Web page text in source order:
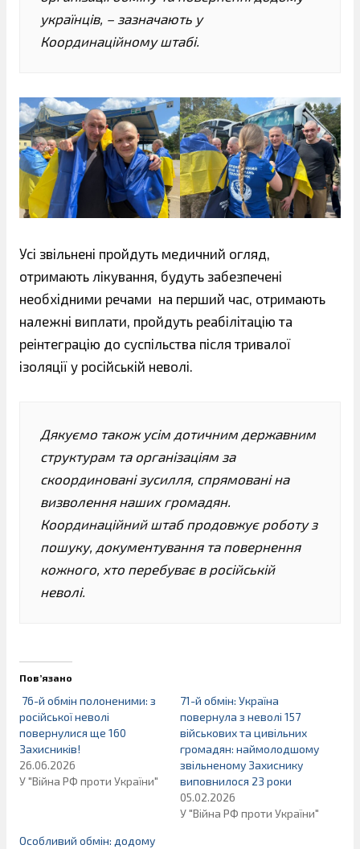
українців, – зазначають у
Координаційному штабі.
Усі звільнені пройдуть медичний огляд,
отримають лікування, будуть забезпечені
необхідними речами на перший час, отримають
належні виплати, пройдуть реабілітацію та
реінтеграцію до суспільства після тривалої
ізоляції у російській неволі.
Дякуємо також усім дотичним державним
структурам та організаціям за
скоординовані зусилля, спрямовані на
визволення наших громадян.
Координаційний штаб продовжує роботу з
пошуку, документування та повернення
кожного, хто перебуває в російській
неволі.
Пов’язано
76-й обмін полоненими: з
російської неволі
повернулися ще 160
Захисників!
26.06.2026
У "Війна РФ проти України"
71-й обмін: Україна
повернула з неволі 157
військових та цивільних
громадян: наймолодшому
звільненому Захиснику
виповнилося 23 роки
05.02.2026
У "Війна РФ проти України"
Особливий обмін: додому